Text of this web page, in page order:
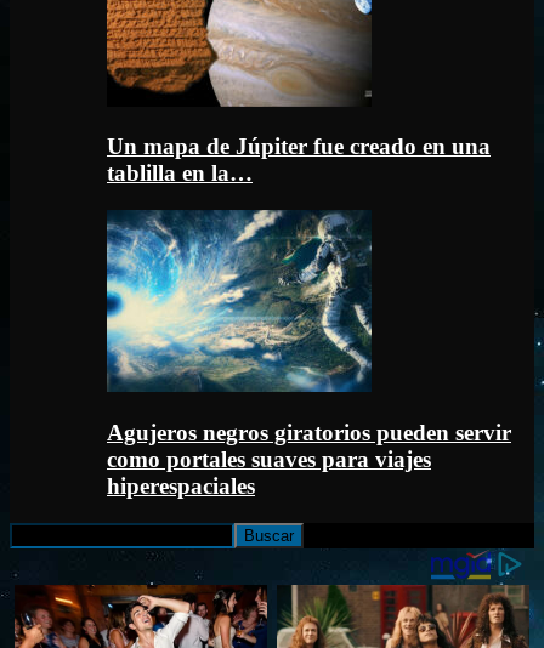
Un mapa de Júpiter fue creado en una
tablilla en la…
Agujeros negros giratorios pueden servir
como portales suaves para viajes
hiperespaciales